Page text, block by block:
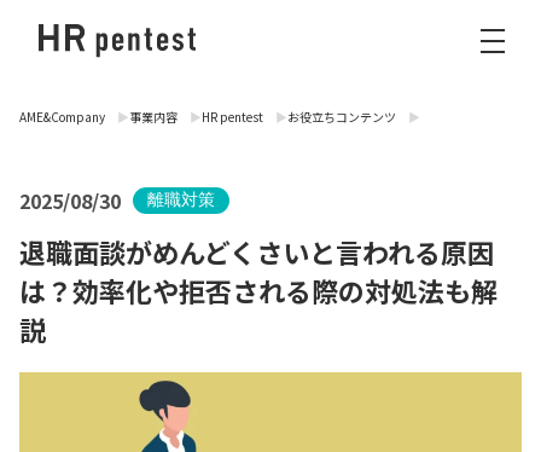
AME&Company 事業内容 HR pentest お役立ちコンテンツ
2025/08/30 離職対策
退職面談がめんどくさいと言われる原因
は？効率化や拒否される際の対処法も解
説